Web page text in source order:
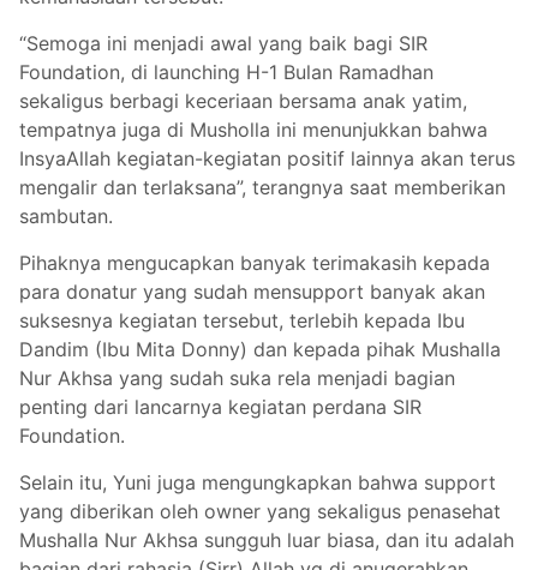
“Semoga ini menjadi awal yang baik bagi SIR
Foundation, di launching H-1 Bulan Ramadhan
sekaligus berbagi keceriaan bersama anak yatim,
tempatnya juga di Musholla ini menunjukkan bahwa
InsyaAllah kegiatan-kegiatan positif lainnya akan terus
mengalir dan terlaksana”, terangnya saat memberikan
sambutan.
Pihaknya mengucapkan banyak terimakasih kepada
para donatur yang sudah mensupport banyak akan
suksesnya kegiatan tersebut, terlebih kepada Ibu
Dandim (Ibu Mita Donny) dan kepada pihak Mushalla
Nur Akhsa yang sudah suka rela menjadi bagian
penting dari lancarnya kegiatan perdana SIR
Foundation.
Selain itu, Yuni juga mengungkapkan bahwa support
yang diberikan oleh owner yang sekaligus penasehat
Mushalla Nur Akhsa sungguh luar biasa, dan itu adalah